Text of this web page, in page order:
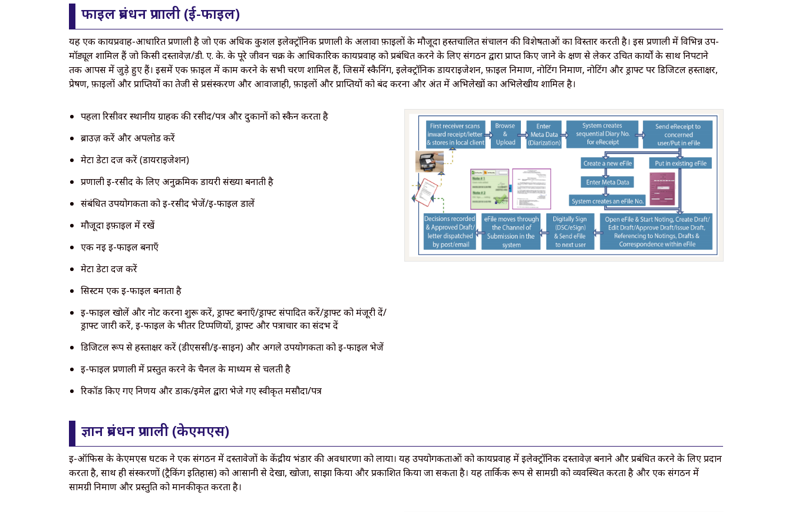
फाइल प्रबंधन प्रणाली (ई-फाइल)
यह एक कार्यप्रवाह-आधारित प्रणाली है जो एक अधिक कुशल इलेक्ट्रॉनिक प्रणाली के अलावा फ़ाइलों के मौजूदा हस्तचालित संचालन की विशेषताओं का विस्तार करती है। इस प्रणाली में विभिन्न उप-
मॉड्यूल शामिल हैं जो किसी दस्तावेज़/डी. ए. के. के पूरे जीवन चक्र के आधिकारिक कार्यप्रवाह को प्रबंधित करने के लिए संगठन द्वारा प्राप्त किए जाने के क्षण से लेकर उचित कार्यों के साथ निपटाने
तक आपस में जुड़े हुए हैं। इसमें एक फ़ाइल में काम करने के सभी चरण शामिल हैं, जिसमें स्कैनिंग, इलेक्ट्रॉनिक डायराइजेशन, फ़ाइल निर्माण, नोटिंग निर्माण, नोटिंग और ड्राफ्ट पर डिजिटल हस्ताक्षर,
प्रेषण, फ़ाइलों और प्राप्तियों का तेजी से प्रसंस्करण और आवाजाही, फ़ाइलों और प्राप्तियों को बंद करना और अंत में अभिलेखों का अभिलेखीय शामिल है।
पहला रिसीवर स्थानीय ग्राहक की रसीद/पत्र और दुकानों को स्कैन करता है
ब्राउज़ करें और अपलोड करें
मेटा डेटा दर्ज करें (डायराइजेशन)
प्रणाली ई-रसीद के लिए अनुक्रमिक डायरी संख्या बनाती है
संबंधित उपयोगकर्ता को ई-रसीद भेजें/ई-फाइल डालें
मौजूदा ईफ़ाइल में रखें
एक नई ई-फाइल बनाएँ
मेटा डेटा दर्ज करें
सिस्टम एक ई-फाइल बनाता है
ई-फाइल खोलें और नोट करना शुरू करें, ड्राफ्ट बनाएँ/ड्राफ्ट संपादित करें/ड्राफ्ट को मंजूरी दें/
ड्राफ्ट जारी करें, ई-फाइल के भीतर टिप्पणियों, ड्राफ्ट और पत्राचार का संदर्भ दें
डिजिटल रूप से हस्ताक्षर करें (डीएससी/ई-साइन) और अगले उपयोगकर्ता को ई-फाइल भेजें
ई-फाइल प्रणाली में प्रस्तुत करने के चैनल के माध्यम से चलती है
रिकॉर्ड किए गए निर्णय और डाक/ईमेल द्वारा भेजे गए स्वीकृत मसौदा/पत्र
ज्ञान प्रबंधन प्रणाली (केएमएस)
ई-ऑफिस के केएमएस घटक ने एक संगठन में दस्तावेजों के केंद्रीय भंडार की अवधारणा को लाया। यह उपयोगकर्ताओं को कार्यप्रवाह में इलेक्ट्रॉनिक दस्तावेज़ बनाने और प्रबंधित करने के लिए प्रदान
करता है, साथ ही संस्करणों (ट्रैकिंग इतिहास) को आसानी से देखा, खोजा, साझा किया और प्रकाशित किया जा सकता है। यह तार्किक रूप से सामग्री को व्यवस्थित करता है और एक संगठन में
सामग्री निर्माण और प्रस्तुति को मानकीकृत करता है।